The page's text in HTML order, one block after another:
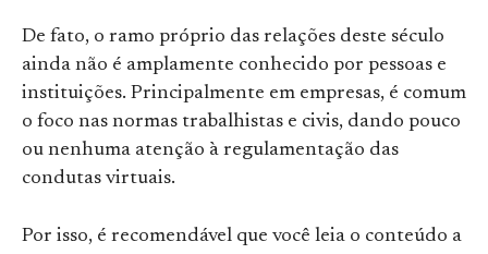
De fato, o ramo próprio das relações deste século
ainda não é amplamente conhecido por pessoas e
instituições. Principalmente em empresas, é comum
o foco nas normas trabalhistas e civis, dando pouco
ou nenhuma atenção à regulamentação das
condutas virtuais.
Por isso, é recomendável que você leia o conteúdo a